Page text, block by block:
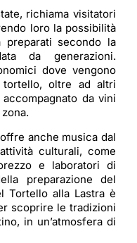
richiama visitatori
loro la possibilità
secondo la
da generazioni.
dove vengono
tortello, oltre ad altri
da vini
anche musica dal
culturali, come
e laboratori di
preparazione del
Tortello alla Lastra è
scoprire le tradizioni
in un’atmosfera di